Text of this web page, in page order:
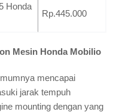
Honda
Rp.445.000
Mesin Honda Mobilio
mencapai
jarak tempuh
mounting dengan yang